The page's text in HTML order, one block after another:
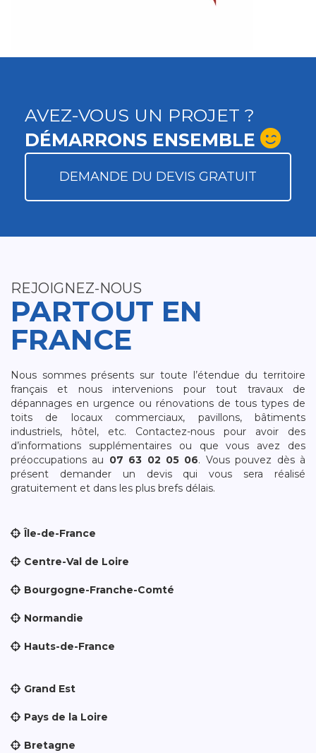
AVEZ-VOUS UN PROJET ?
DÉMARRONS ENSEMBLE
DEMANDE DU DEVIS GRATUIT
REJOIGNEZ-NOUS
PARTOUT EN
FRANCE
Nous sommes présents sur toute l’étendue du territoire
français et nous intervenions pour tout travaux de
dépannages en urgence ou rénovations de tous types de
toits de locaux commerciaux, pavillons, bâtiments
industriels, hôtel, etc. Contactez-nous pour avoir des
d’informations supplémentaires ou que vous avez des
préoccupations au 07 63 02 05 06. Vous pouvez dès à
présent demander un devis qui vous sera réalisé
gratuitement et dans les plus brefs délais.
Île-de-France
Centre-Val de Loire
Bourgogne-Franche-Comté
Normandie
Hauts-de-France
Grand Est
Pays de la Loire
Bretagne